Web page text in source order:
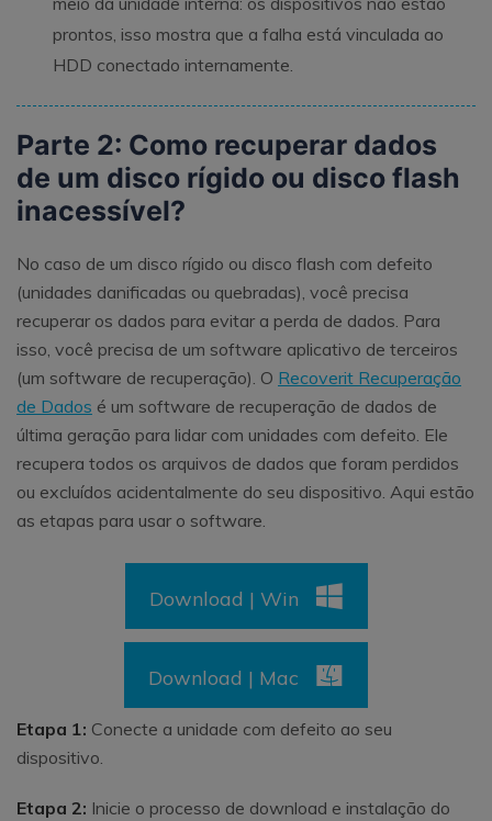
prontos, isso mostra que a falha está vinculada ao
HDD conectado internamente.
Parte 2: Como recuperar dados
de um disco rígido ou disco flash
inacessível?
No caso de um disco rígido ou disco flash com defeito
(unidades danificadas ou quebradas), você precisa
recuperar os dados para evitar a perda de dados. Para
isso, você precisa de um software aplicativo de terceiros
(um software de recuperação). O Recoverit Recuperação
de Dados é um software de recuperação de dados de
última geração para lidar com unidades com defeito. Ele
recupera todos os arquivos de dados que foram perdidos
ou excluídos acidentalmente do seu dispositivo. Aqui estão
as etapas para usar o software.
Download | Win
Download | Mac
Etapa 1: Conecte a unidade com defeito ao seu
dispositivo.
Etapa 2: Inicie o processo de download e instalação do